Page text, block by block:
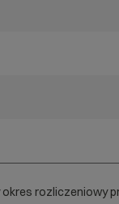
rozliczeniowy